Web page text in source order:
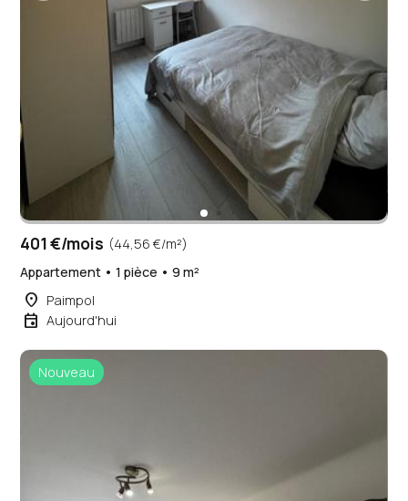
401 €/mois (44,56 €/m²)
Appartement • 1 pièce • 9 m²
place Paimpol
event Aujourd'hui
Nouveau